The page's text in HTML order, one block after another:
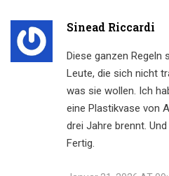
Sinead Riccardi
Diese ganzen
Leute, die sich nicht
was sie wollen. Ich
eine Plastikvase von
drei Jahre brennt.
Fertig.